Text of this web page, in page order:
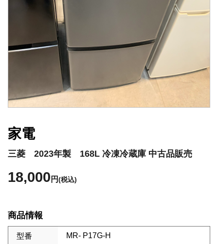
家電
三菱 2023年製 168L 冷凍冷蔵庫 中古品販売
18,000 円(税込)
商品情報
型番 MR- P17G-H